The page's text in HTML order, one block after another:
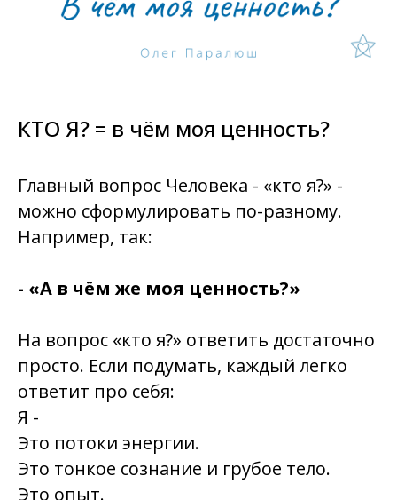
КТО Я? = в чём моя ценность?
Главный вопрос Человека - «кто я?» -
можно сформулировать по-разному.
Например, так:
- «А в чём же моя ценность?»
На вопрос «кто я?» ответить достаточно
просто. Если подумать, каждый легко
ответит про себя:
Я -
Это потоки энергии.
Это тонкое сознание и грубое тело.
Это опыт.